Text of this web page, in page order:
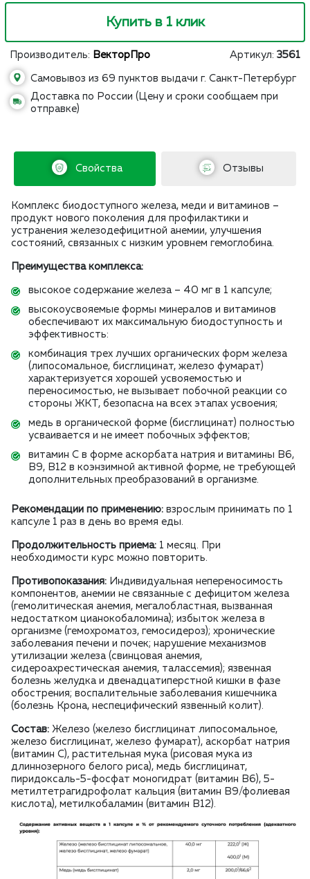
Купить в 1 клик
Производитель: ВекторПро Артикул: 3561
Самовывоз из 69 пунктов выдачи г. Санкт-Петербург
Доставка по России (Цену и сроки сообщаем при
отправке)
Свойства Отзывы
Комплекс биодоступного железа, меди и витаминов –
продукт нового поколения для профилактики и
устранения железодефицитной анемии, улучшения
состояний, связанных с низким уровнем гемоглобина.
Преимущества комплекса:
высокое содержание железа – 40 мг в 1 капсуле;
высокоусвояемые формы минералов и витаминов
обеспечивают их максимальную биодоступность и
эффективность:
комбинация трех лучших органических форм железа
(липосомальное, бисглицинат, железо фумарат)
характеризуется хорошей усвояемостью и
переносимостью, не вызывает побочной реакции со
стороны ЖКТ, безопасна на всех этапах усвоения;
медь в органической форме (бисглицинат) полностью
усваивается и не имеет побочных эффектов;
витамин С в форме аскорбата натрия и витамины В6,
В9, В12 в коэнзимной активной форме, не требующей
дополнительных преобразований в организме.
Рекомендации по применению: взрослым принимать по 1
капсуле 1 раз в день во время еды.
Продолжительность приема: 1 месяц. При
необходимости курс можно повторить.
Противопоказания: Индивидуальная непереносимость
компонентов, анемии не связанные с дефицитом железа
(гемолитическая анемия, мегалобластная, вызванная
недостатком цианокобаломина); избыток железа в
организме (гемохроматоз, гемосидероз); хронические
заболевания печени и почек; нарушение механизмов
утилизации железа (свинцовая анемия,
сидероахрестическая анемия, талассемия); язвенная
болезнь желудка и двенадцатиперстной кишки в фазе
обострения; воспалительные заболевания кишечника
(болезнь Крона, неспецифический язвенный колит).
Состав: Железо (железо бисглицинат липосомальное,
железо бисглицинат, железо фумарат), аскорбат натрия
(витамин С), растительная мука (рисовая мука из
длиннозерного белого риса), медь бисглицинат,
пиридоксаль-5-фосфат моногидрат (витамин В6), 5-
метилтетрагидрофолат кальция (витамин В9/фолиевая
кислота), метилкобаламин (витамин В12).